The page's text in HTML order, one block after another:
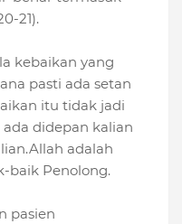
21).
kebaikan yang
pasti ada setan
itu tidak jadi
didepan kalian
adalah
baik Penolong.
pasien